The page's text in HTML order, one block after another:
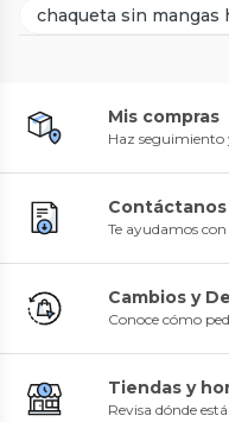
chaqueta sin mangas
Mis compras
Haz seguimiento
Contáctanos
Te ayudamos
Cambios y
Conoce cómo
Tiendas y
Revisa dónde